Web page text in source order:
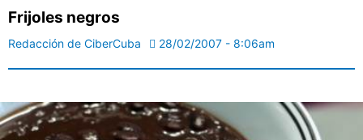
Frijoles negros
Redacción de CiberCuba 28/02/2007 - 8:06am